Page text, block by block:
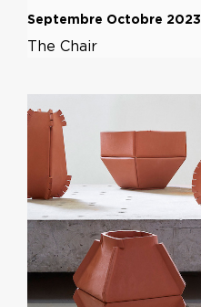
Septembre Octobre 2023
The Chair